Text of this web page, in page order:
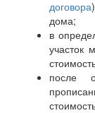
договора
дома;
в
участок
после